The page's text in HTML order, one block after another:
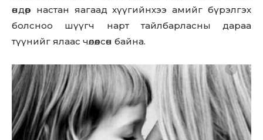
өндөр настан яагаад хүүгийнхээ амийг бүрэлгэх
болсноо шүүгч нарт тайлбарласны дараа
түүнийг ялаас чөлөөлсөн байна.